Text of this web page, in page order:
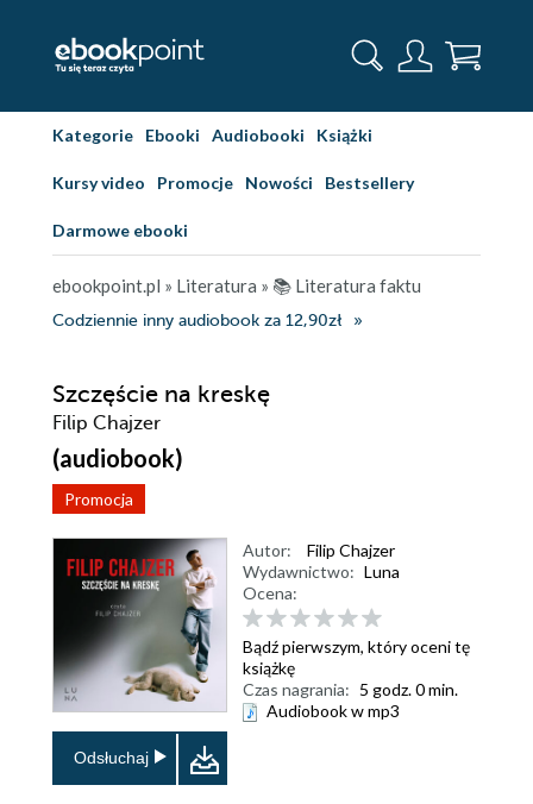
Kategorie Ebooki Audiobooki Książki
Kursy video Promocje Nowości Bestsellery
Darmowe ebooki
ebookpoint.pl » Literatura » 📚 Literatura faktu
Codziennie inny audiobook za 12,90zł
Szczęście na kreskę
Filip Chajzer
(audiobook)
Promocja
Odsłuchaj
Autor:
Filip Chajzer
Wydawnictwo: Luna
Ocena:
Bądź pierwszym, który oceni tę
książkę
Czas nagrania: 5 godz. 0 min.
Audiobook w mp3